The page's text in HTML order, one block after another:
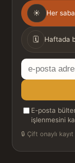
Gönderim
sıklığı
☀ Her
🗓 Haftada
E-
posta
adresiniz
E-posta
işlenmesini
🔒 Çift onaylı kayıt